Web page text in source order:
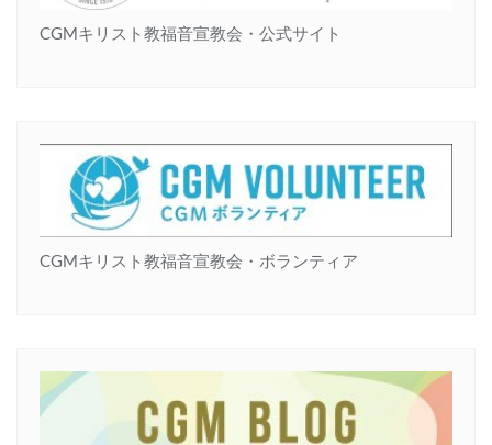
CGMキリスト教福音宣教会・公式サイト
CGMキリスト教福音宣教会・ボランティア